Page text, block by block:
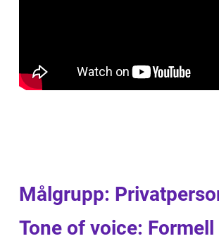
Målgrupp:
Tone of voice: Formell